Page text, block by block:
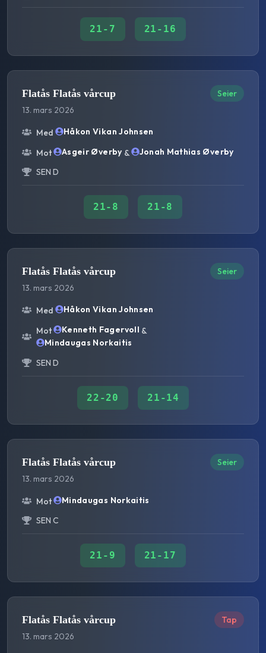
21 - 7 21 - 16
Flatås Flatås vårcup
13. mars 2026
Seier
Med
Håkon Vikan Johnsen
Mot
Asgeir Øverby &
Jonah Mathias Øverby
SEN D
21- 8 21 -8
Flatås Flatås vårcup
13. mars 2026
Seier
Med
Håkon Vikan Johnsen
Mot
Kenneth Fagervoll &
Mindaugas Norkaitis
SEN D
22 -20 21 -14
Flatås Flatås vårcup
13. mars 2026
Seier
Mot
Mindaugas Norkaitis
SEN C
21 - 9 21 - 17
Flatås Flatås vårcup
13. mars 2026
Tap